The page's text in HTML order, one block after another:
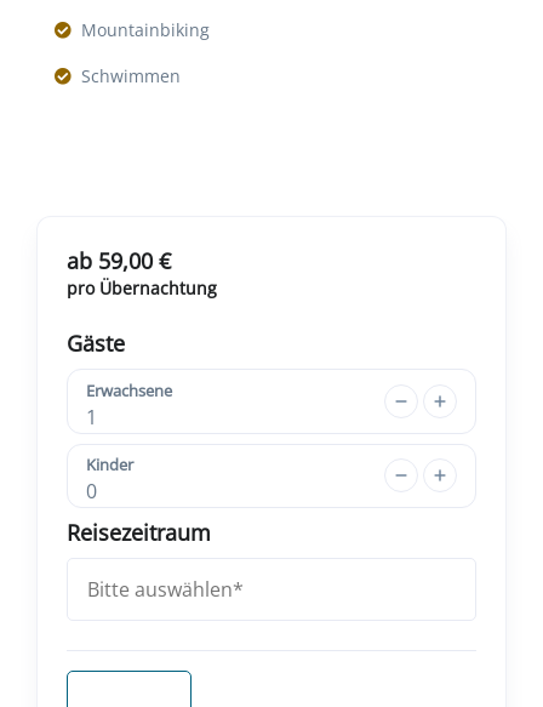
Mountainbiking
Schwimmen
ab 59,00 €
pro Übernachtung
Gäste
Erwachsene
1
Kinder
0
Reisezeitraum